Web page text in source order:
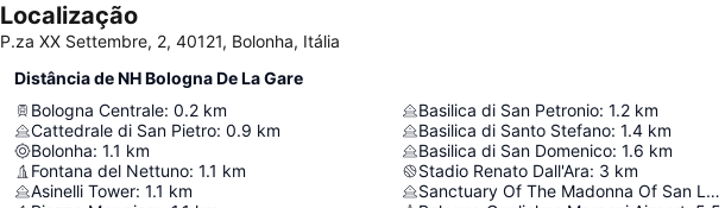
Localização
P.za XX Settembre, 2, 40121, Bolonha, Itália
Distância de NH Bologna De La Gare
Bologna Centrale: 0.2 km
Cattedrale di San Pietro: 0.9 km
Bolonha: 1.1 km
Fontana del Nettuno: 1.1 km
Asinelli Tower: 1.1 km
Basilica di San Petronio: 1.2 km
Basilica di Santo Stefano: 1.4 km
Basilica di San Domenico: 1.6 km
Stadio Renato Dall'Ara: 3 km
Sanctuary Of The Madonna Of San Luca